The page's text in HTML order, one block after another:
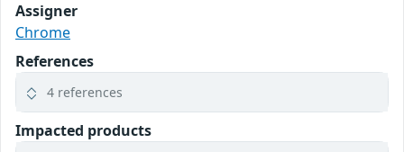
Assigner
Chrome
References
4 references
Impacted products